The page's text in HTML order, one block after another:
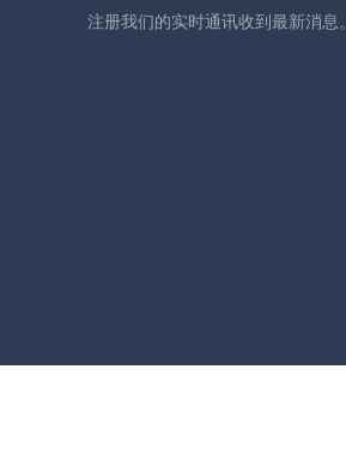
注册我们的实时通讯收到最新消息。